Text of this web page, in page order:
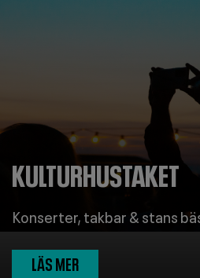
KULTURHUSTAKET
Konserter, takbar & stans
LÄS MER